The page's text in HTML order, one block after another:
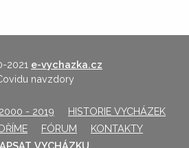
2021 e-vychazka.cz
navzdory
- 2019
HISTORIE VYCHÁZEK
FÓRUM
KONTAKTY
VYCHÁZKU